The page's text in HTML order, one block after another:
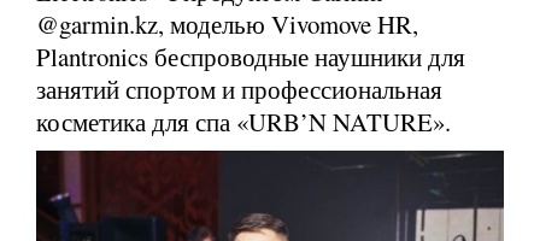
@garmin.kz, моделью Vivomove HR,
Plantronics беспроводные наушники для
занятий спортом и профессиональная
косметика для спа «URB’N NATURE».